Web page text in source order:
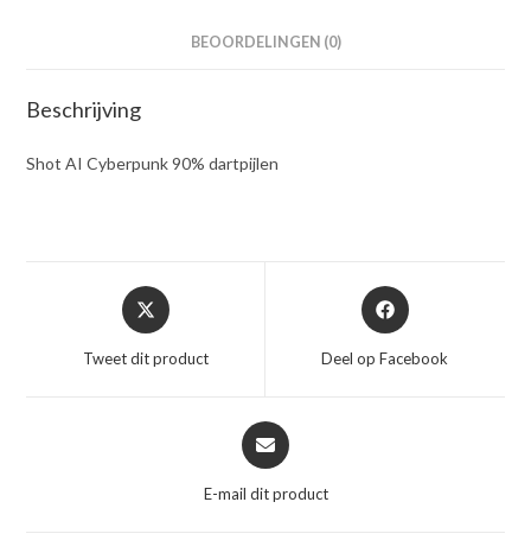
BEOORDELINGEN (0)
Beschrijving
Shot AI Cyberpunk 90% dartpijlen
Opent
in
nieuw
Tweet dit product
Opent
in
nieuw
Deel op Facebook
Opent
in
nieuw
E-mail dit product